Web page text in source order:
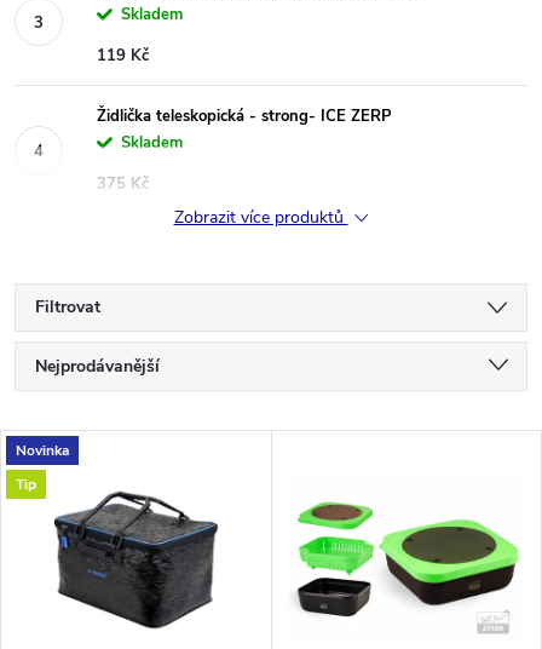
Skladem
119 Kč
Židlička teleskopická - strong- ICE ZERP
Skladem
375 Kč
Zobrazit více produktů
Filtrovat
Ř
a
z
Nejprodávanější
Nejdražší
Abecedně
V
ý
Novinka
Tip